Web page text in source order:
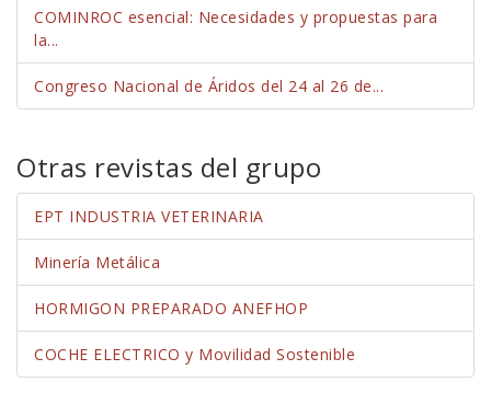
COMINROC esencial: Necesidades y propuestas para
la...
Congreso Nacional de Áridos del 24 al 26 de...
Otras revistas del grupo
EPT INDUSTRIA VETERINARIA
Minería Metálica
HORMIGON PREPARADO ANEFHOP
COCHE ELECTRICO y Movilidad Sostenible